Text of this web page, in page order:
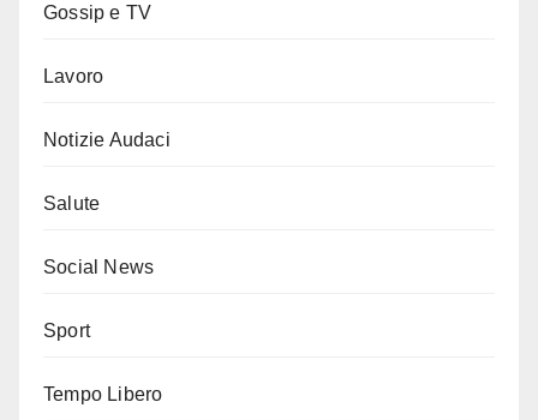
Gossip e TV
Lavoro
Notizie Audaci
Salute
Social News
Sport
Tempo Libero